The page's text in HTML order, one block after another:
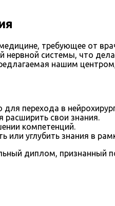
требующее от
нервной системы, что
нашим
перехода в
свои знания.
компетенций.
углубить знания в
диплом, признанный